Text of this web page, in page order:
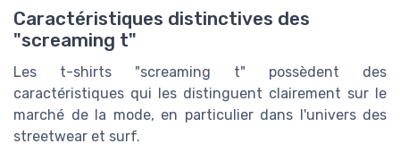
Caractéristiques distinctives des
"screaming t"
Les t-shirts "screaming t" possèdent des
caractéristiques qui les distinguent clairement sur le
marché de la mode, en particulier dans l'univers des
streetwear et surf.